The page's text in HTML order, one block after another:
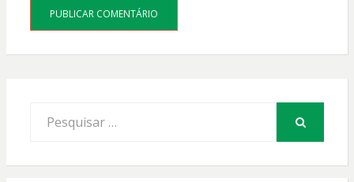
por: